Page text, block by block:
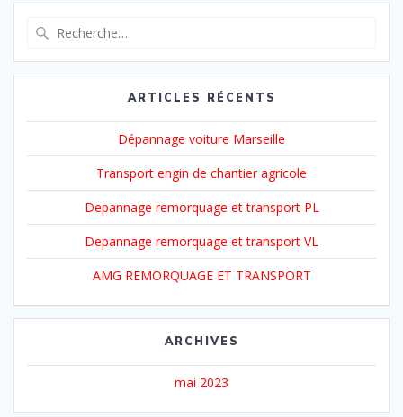
:
ARTICLES RÉCENTS
Dépannage voiture Marseille
Transport engin de chantier agricole
Depannage remorquage et transport PL
Depannage remorquage et transport VL
AMG REMORQUAGE ET TRANSPORT
ARCHIVES
mai 2023